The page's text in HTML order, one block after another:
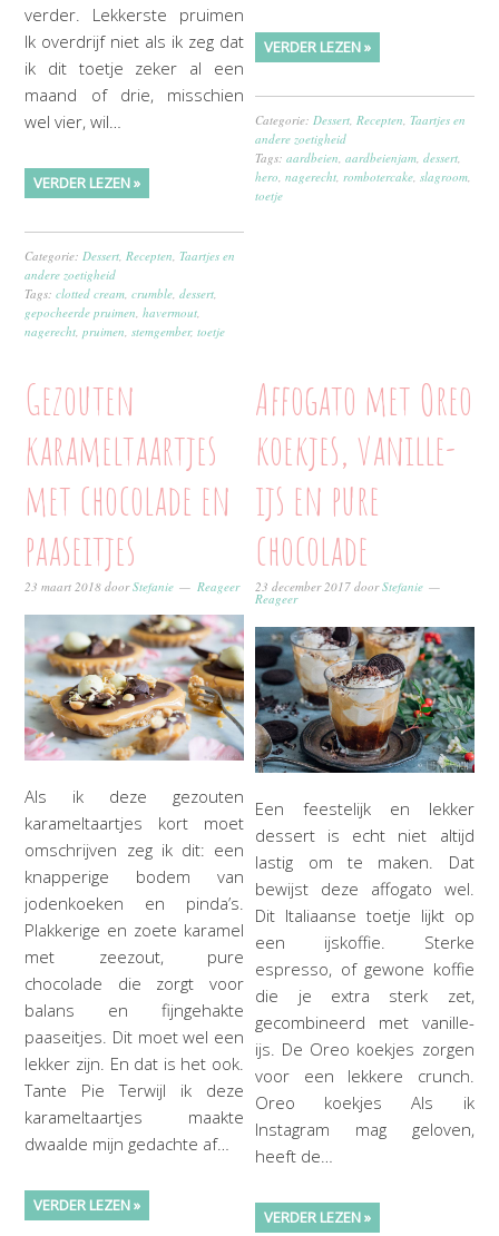
verder. Lekkerste pruimen
Ik overdrijf niet als ik zeg dat
ik dit toetje zeker al een
maand of drie, misschien
wel vier, wil…
VERDER LEZEN »
Categorie: Dessert Recepten ,Taartjes en
andere zoetigheid
Tags:clotted cream ,crumble ,dessert
gepocheerde pruimen ,havermout
nagerecht ,pruimen ,stemgember,toetje
VERDER LEZEN »
Categorie: Dessert Recepten ,Taartjes en
andere zoetigheid
Tags:aardbeien ,aardbeienjam ,dessert
hero ,nagerecht rombotercake ,slagroom
toetje
Gezouten
karameltaartjes
met chocolade en
paaseitjes
23 maart 2018 doorStefanie Reageer
Als ik deze gezouten
karameltaartjes kort moet
omschrijven zeg ik dit: een
knapperige bodem van
jodenkoeken en pinda’s.
Plakkerige en zoete karamel
met zeezout, pure
chocolade die zorgt voor
balans en fijngehakte
paaseitjes. Dit moet wel een
lekker zijn. En dat is het ook.
Tante Pie Terwijl ik deze
karameltaartjes maakte
dwaalde mijn gedachte af…
VERDER LEZEN »
Affogato met Oreo
koekjes, vanille-
ijs en pure
chocolade
23 december 2017 doorStefanie
Reageer
Een feestelijk en lekker
dessert is echt niet altijd
lastig om te maken. Dat
bewijst deze affogato wel.
Dit Italiaanse toetje lijkt op
een ijskoffie. Sterke
espresso, of gewone koffie
die je extra sterk zet,
gecombineerd met vanille-
ijs. De Oreo koekjes zorgen
voor een lekkere crunch.
Oreo koekjes Als ik
Instagram mag geloven,
heeft de…
VERDER LEZEN »